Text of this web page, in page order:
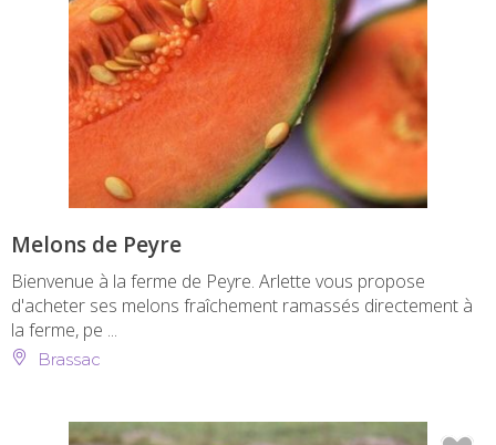
Melons de Peyre
Bienvenue à la ferme de Peyre. Arlette vous propose
d'acheter ses melons fraîchement ramassés directement à
la ferme, pe ...
Brassac